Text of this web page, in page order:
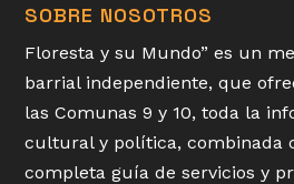
SOBRE NOSOTROS
Floresta y su Mundo” es un
barrial independiente, que
las Comunas 9 y 10, toda la
cultural y política, combinada
completa guía de servicios y